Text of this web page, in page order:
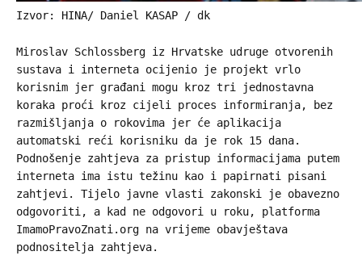
Izvor: HINA/ Daniel KASAP / dk
Miroslav Schlossberg iz Hrvatske udruge otvorenih
sustava i interneta ocijenio je projekt vrlo
korisnim jer građani mogu kroz tri jednostavna
koraka proći kroz cijeli proces informiranja, bez
razmišljanja o rokovima jer će aplikacija
automatski reći korisniku da je rok 15 dana.
Podnošenje zahtjeva za pristup informacijama putem
interneta ima istu težinu kao i papirnati pisani
zahtjevi. Tijelo javne vlasti zakonski je obavezno
odgovoriti, a kad ne odgovori u roku, platforma
ImamoPravoZnati.org na vrijeme obavještava
podnositelja zahtjeva.